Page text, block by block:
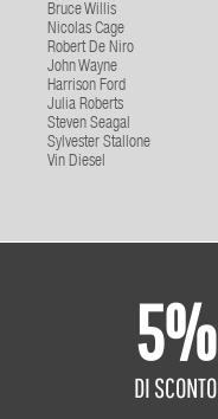
Bruce Willis
Nicolas Cage
Robert De Niro
John Wayne
Harrison Ford
Julia Roberts
Steven Seagal
Sylvester Stallone
Vin Diesel
5%
DI SCONTO